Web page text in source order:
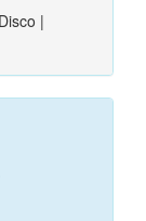
|